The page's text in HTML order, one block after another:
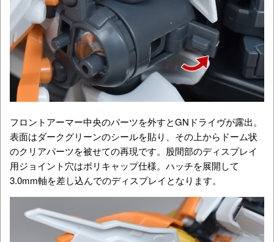
フロントアーマー中央のパーツを外すとGNドライヴが露出。
表面はダークグリーンのシールを貼り、その上からドーム状
のクリアパーツを被せての再現です。股間部のディスプレイ
用ジョイント穴はポリキャップ仕様。ハッチを展開して
3.0mm軸を差し込んでのディスプレイとなります。